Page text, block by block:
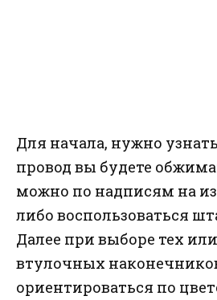
Для начала, нужно
провод вы будете
можно по надписям на
либо воспользоваться
Далее при выборе тех
втулочных
ориентироваться по